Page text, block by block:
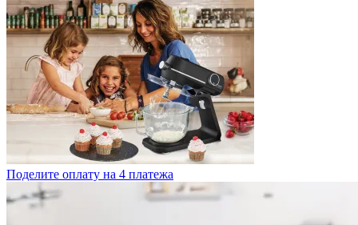
Поделите оплату на 4 платежа